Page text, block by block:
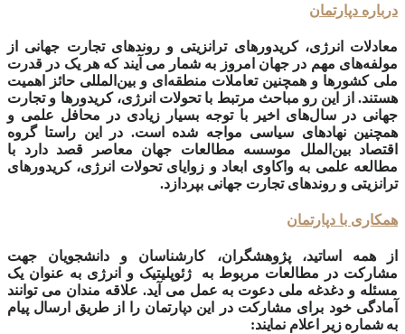
درباره دپارتمان
معادلات انرژی، کریدورهای ترانزیتی و روندهای تجارت جهانی از
مولفه‌های مهم در جهان امروز به شمار می آیند که هر یک در قدرت
ملی کشورها و همچنین تعاملات منطقه‌ای و بین‌المللی حائز اهمیت
هستند. از این رو مباحث مرتبط با تحولات انرژی، کریدورها و تجارت
جهانی در سال‌های اخیر با توجه بسیار زیادی در محافل علمی و
همچنین نهادهای سیاسی مواجه شده است. در این راستا گروه
اقتصاد بین‌الملل موسسه مطالعات جهان معاصر قصد دارد با
مطالعه علمی به واکاوی ابعاد و زوایای تحولات انرژی، کریدورهای
ترانزیتی و روندهای تجارت جهانی بپردازد.
همکاری با دپارتمان
از همه اساتید، پژوهشگران، کارشناسان و دانشجویان جهت
مشارکت در مطالعات مربوط به
ژئوپلیتیک و انرژی به عنوان یک
مسئله و دغدغه ملی دعوت به عمل می آید. علاقه مندان می توانند
آمادگی خود برای مشارکت در این دپارتمانرا از طریق ارسال پیام
به شماره زیر اعلام نمایند: